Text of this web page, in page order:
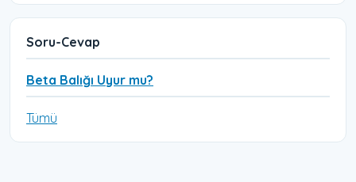
Soru-Cevap
Beta Balığı Uyur mu?
Tümü